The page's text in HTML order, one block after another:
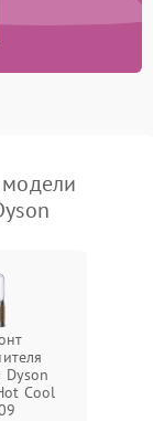
Dyson
Cool